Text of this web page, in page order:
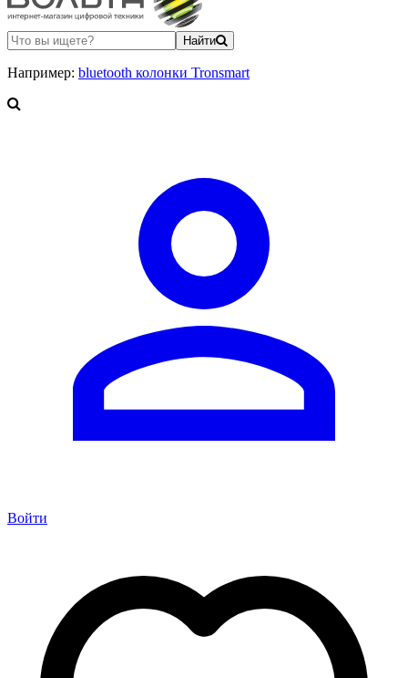
Найти
Например: bluetooth колонки Tronsmart
Войти